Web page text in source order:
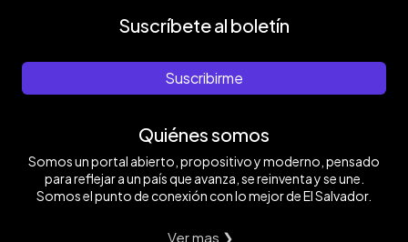
Suscríbete al boletín
Suscribirme
Quiénes somos
Somos un portal abierto, propositivo y moderno, pensado
para reflejar a un país que avanza, se reinventa y se une.
Somos el punto de conexión con lo mejor de El Salvador.
Ver mas ❯